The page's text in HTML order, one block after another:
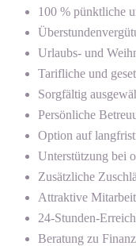
100 % pünktliche
Urlaubs- und
Tarifliche und
Sorgfältig
Persönliche
Option auf
Unterstützung bei
Zusätzliche
Attraktive
24-Stunden-
Beratung zu